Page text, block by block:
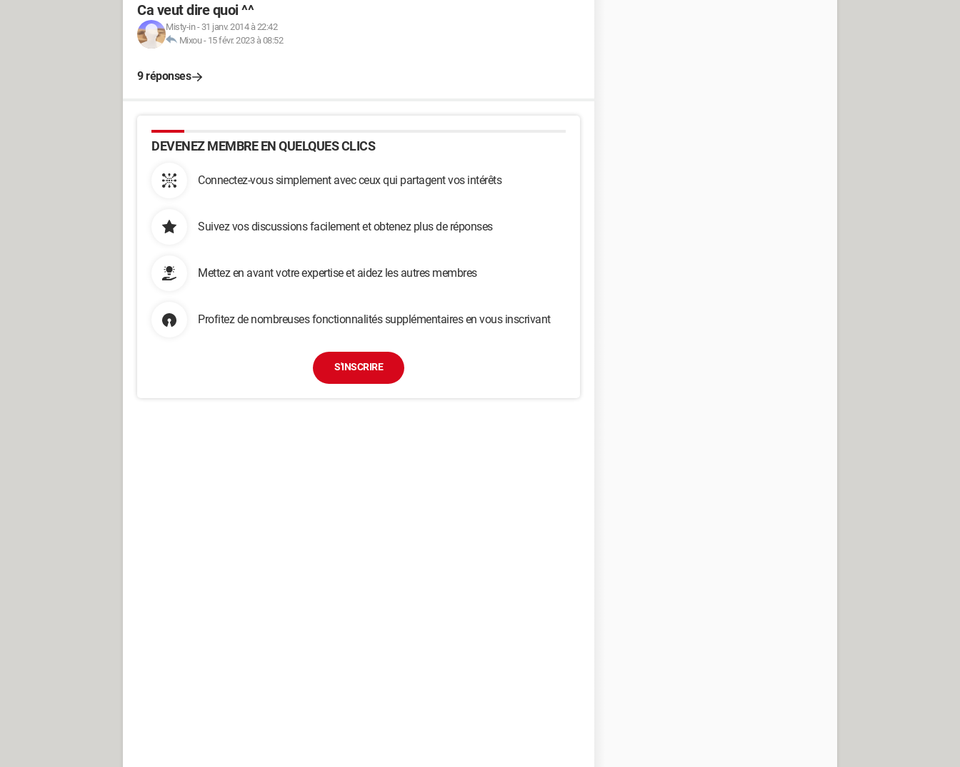
Ca veut dire quoi ^^
Misty-in- 31 janv. 2014 à 22:42
Mixou- 15 févr. 2023 à 08:52
9 réponses
DEVENEZ MEMBRE EN QUELQUES CLICS
Connectez-vous simplement avec ceux qui partagent vos intérêts
Suivez vos discussions facilement et obtenez plus de réponses
Mettez en avant votre expertise et aidez les autres membres
Profitez de nombreuses fonctionnalités supplémentaires en vous inscrivant
S'INSCRIRE